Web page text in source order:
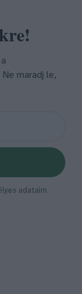
maradj le,
adataim